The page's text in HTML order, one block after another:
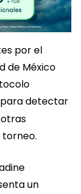
por el
de México
para detectar
un